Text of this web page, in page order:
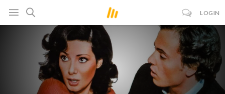
LOGIN